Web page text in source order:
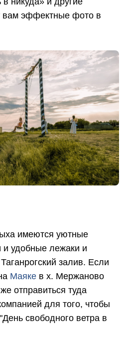
вам эффектные фото в
имеются уютные
и удобные лежаки и
залив. Если
Маяке в х. Мержаново
отправиться туда
для того, чтобы
свободного ветра в